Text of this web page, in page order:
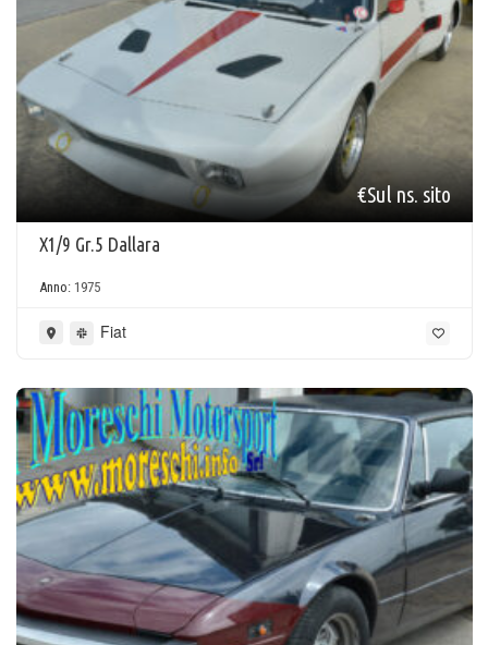
€Sul ns. sito
X1/9 Gr.5 Dallara
Anno: 1975
Fiat